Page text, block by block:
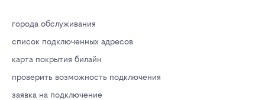
города обслуживания
список подключенных адресов
карта покрытия билайн
проверить возможность подключения
заявка на подключение